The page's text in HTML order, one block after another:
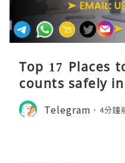
Top 17 Places
counts safely
Telegram 4分鐘